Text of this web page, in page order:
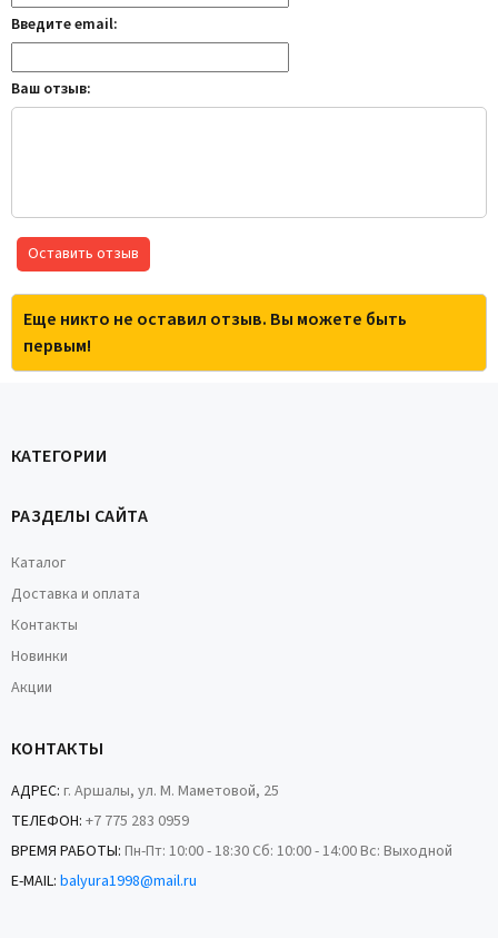
Введите email:
Ваш отзыв:
Оставить отзыв
Еще никто не оставил отзыв. Вы можете быть
первым!
КАТЕГОРИИ
РАЗДЕЛЫ САЙТА
Каталог
Доставка и оплата
Контакты
Новинки
Акции
КОНТАКТЫ
АДРЕС: г. Аршалы, ул. М. Маметовой, 25
ТЕЛЕФОН: +7 775 283 0959
ВРЕМЯ РАБОТЫ: Пн-Пт: 10:00 - 18:30 Сб: 10:00 - 14:00 Вс: Выходной
E-MAIL: balyura1998@mail.ru